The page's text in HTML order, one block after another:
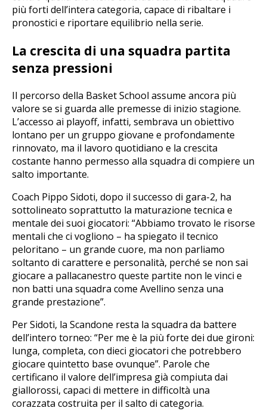
più forti dell’intera categoria, capace di ribaltare i
pronostici e riportare equilibrio nella serie.
La crescita di una squadra partita
senza pressioni
Il percorso della Basket School assume ancora più
valore se si guarda alle premesse di inizio stagione.
L’accesso ai playoff, infatti, sembrava un obiettivo
lontano per un gruppo giovane e profondamente
rinnovato, ma il lavoro quotidiano e la crescita
costante hanno permesso alla squadra di compiere un
salto importante.
Coach Pippo Sidoti, dopo il successo di gara-2, ha
sottolineato soprattutto la maturazione tecnica e
mentale dei suoi giocatori: “Abbiamo trovato le risorse
mentali che ci vogliono – ha spiegato il tecnico
peloritano – un grande cuore, ma non parliamo
soltanto di carattere e personalità, perché se non sai
giocare a pallacanestro queste partite non le vinci e
non batti una squadra come Avellino senza una
grande prestazione”.
Per Sidoti, la Scandone resta la squadra da battere
dell’intero torneo: “Per me è la più forte dei due gironi:
lunga, completa, con dieci giocatori che potrebbero
giocare quintetto base ovunque”. Parole che
certificano il valore dell’impresa già compiuta dai
giallorossi, capaci di mettere in difficoltà una
corazzata costruita per il salto di categoria.